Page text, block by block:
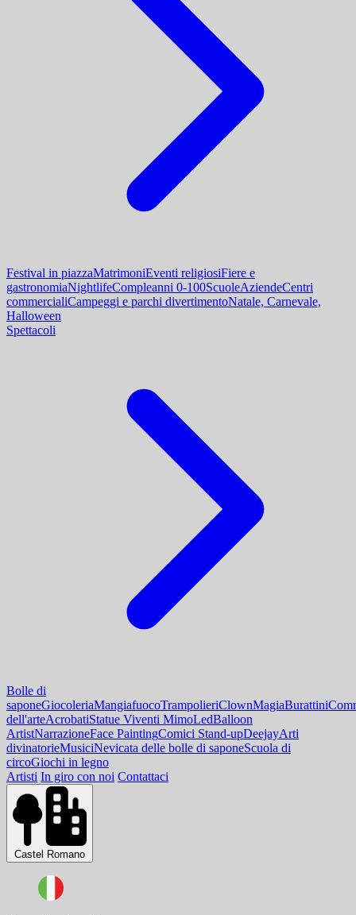
Festival in piazzaMatrimoniEventi religiosiFiere e
gastronomiaNightlifeCompleanni 0-100ScuoleAziendeCentri
commercialiCampeggi e parchi divertimentoNatale, Carnevale,
Halloween
Spettacoli
Bolle di
saponeGiocoleriaMangiafuocoTrampolieriClownMagiaBurattini
dell'arteAcrobatiStatue Viventi MimoLedBalloon
ArtistNarrazioneFace PaintingComici Stand-upDeejayArti
divinatorieMusiciNevicata delle bolle di saponeScuola di
circoGiochi in legno
Artisti In giro con noi Contattaci
Castel Romano